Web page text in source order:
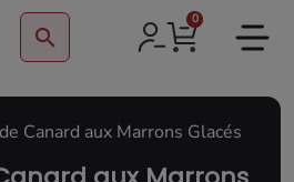
search
0
Canard aux Marrons Glacés